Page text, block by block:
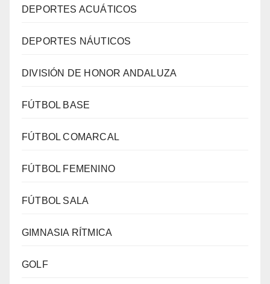
DEPORTES ACUÁTICOS
DEPORTES NÁUTICOS
DIVISIÓN DE HONOR ANDALUZA
FÚTBOL BASE
FÚTBOL COMARCAL
FÚTBOL FEMENINO
FÚTBOL SALA
GIMNASIA RÍTMICA
GOLF